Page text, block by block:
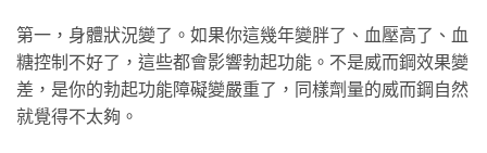
第一，身體狀況變了。如果你這幾年變胖了、血壓高了、血
糖控制不好了，這些都會影響勃起功能。不是威而鋼效果變
差，是你的勃起功能障礙變嚴重了，同樣劑量的威而鋼自然
就覺得不太夠。